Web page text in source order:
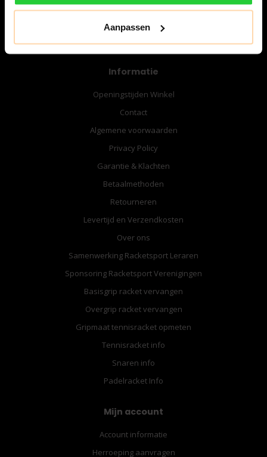
Aanpassen
Informatie
Openingstijden Winkel
Contact
Algemene voorwaarden
Privacy Policy
Garantie & Klachten
Betaalmethoden
Retourneren
Levertijd en Verzendkosten
Over ons
Samenwerking Racketsport Leraren
Sponsoring Racketsport Verenigingen
Basisgrip racket vervangen
Overgrip racket vervangen
Gripmaat tennisracket opmeten
Tennisracket info
Snaren info
Padelracket Info
Mijn account
Account informatie
Herroeping aanvragen